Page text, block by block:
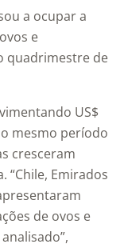
a ocupar a
e
quadrimestre de
US$
mesmo período
cresceram
“Chile, Emirados
de ovos e